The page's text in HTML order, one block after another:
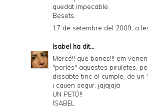
quedat impecable.
Besets.
17 de setembre del 2009, a
Isabel ha dit...
Mercé!! que bones!!! em
"perles" aquestes piruletes,
dissabte tinc el cumple, de un
i cauen segur, jajajaja
UN PETÓ!!
ISABEL